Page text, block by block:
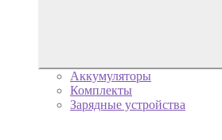
Аккумуляторы
Комплекты
Зарядные устройства